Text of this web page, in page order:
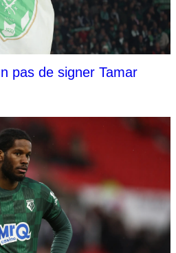
pas de signer Tamar